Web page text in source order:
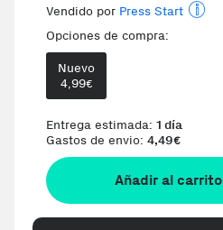
Vendido por Press Start
Opciones de compra:
Nuevo
4,99€
Entrega estimada: 1 día
Gastos de envio: 4,49€
Añadir al carrito